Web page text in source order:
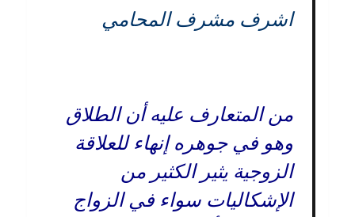
اشرف مشرف المحامي
من المتعارف عليه أن الطلاق
وهو في جوهره إنهاء للعلاقة
الزوجية يثير الكثير من
الإشكاليات سواء في الزواج